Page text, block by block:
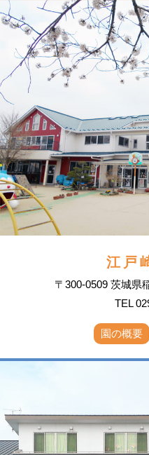
江戸
〒300-0509 茨城県
TEL
園の概要